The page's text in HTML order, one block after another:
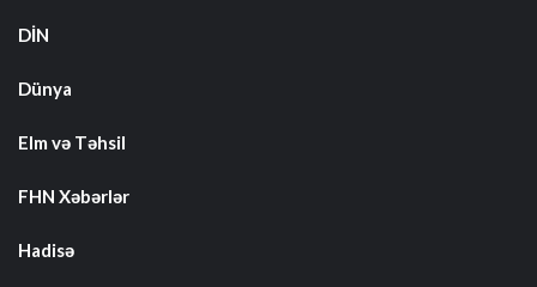
DİN
Dünya
Elm və Təhsil
FHN Xəbərlər
Hadisə